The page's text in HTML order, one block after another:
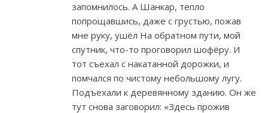
запомнилось. А Шанкар, тепло
попрощавшись, даже с грустью, пожав
мне руку, ушёл На обратном пути, мой
спутник, что-то проговорил шофёру. И
тот съехал с накатанной дорожки, и
помчался по чистому небольшому лугу.
Подъехали к деревянному зданию. Он же
тут снова заговорил: «Здесь прожив